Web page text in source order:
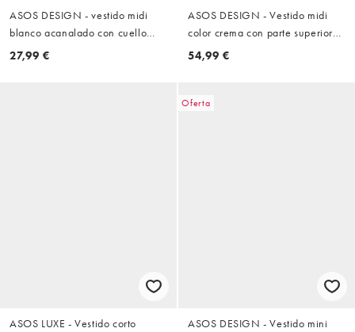
ASOS DESIGN - vestido midi
blanco acanalado con cuello
redondo y copa de sujetador
27,99 €
ASOS DESIGN - Vestido midi
color crema con parte superior
cruzada de satén
54,99 €
ASOS LUXE - Vestido corto
Oferta
ASOS DESIGN - Vestido mini